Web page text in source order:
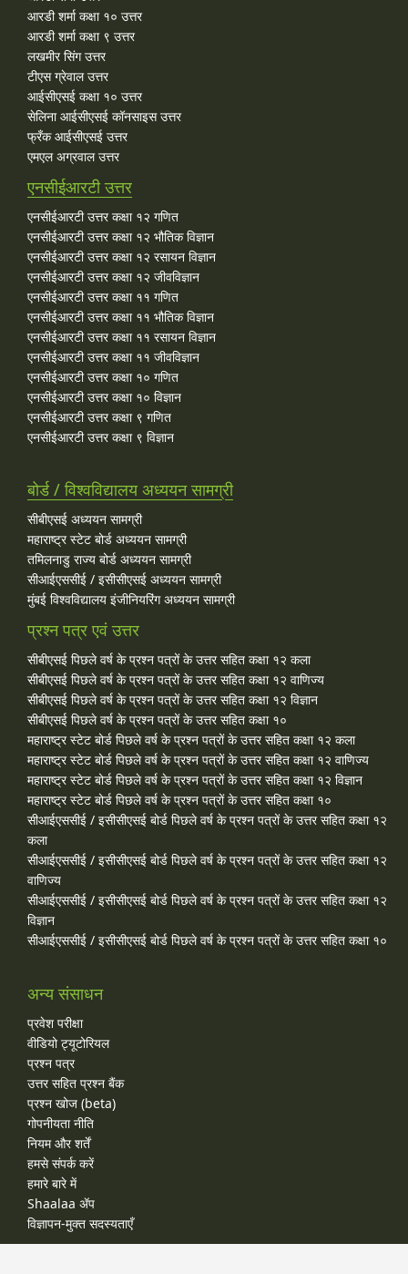
आरडी शर्मा कक्षा १० उत्तर
आरडी शर्मा कक्षा ९ उत्तर
लखमीर सिंग उत्तर
टीएस ग्रेवाल उत्तर
आईसीएसई कक्षा १० उत्तर
सेलिना आईसीएसई कॉनसाइस उत्तर
फ्रँक आईसीएसई उत्तर
एमएल अग्रवाल उत्तर
एनसीईआरटी उत्तर
एनसीईआरटी उत्तर कक्षा १२ गणित
एनसीईआरटी उत्तर कक्षा १२ भौतिक विज्ञान
एनसीईआरटी उत्तर कक्षा १२ रसायन विज्ञान
एनसीईआरटी उत्तर कक्षा १२ जीवविज्ञान
एनसीईआरटी उत्तर कक्षा ११ गणित
एनसीईआरटी उत्तर कक्षा ११ भौतिक विज्ञान
एनसीईआरटी उत्तर कक्षा ११ रसायन विज्ञान
एनसीईआरटी उत्तर कक्षा ११ जीवविज्ञान
एनसीईआरटी उत्तर कक्षा १० गणित
एनसीईआरटी उत्तर कक्षा १० विज्ञान
एनसीईआरटी उत्तर कक्षा ९ गणित
एनसीईआरटी उत्तर कक्षा ९ विज्ञान
बोर्ड / विश्वविद्यालय अध्ययन सामग्री
सीबीएसई अध्ययन सामग्री
महाराष्ट्र स्टेट बोर्ड अध्ययन सामग्री
तमिलनाडु राज्य बोर्ड अध्ययन सामग्री
सीआईएससीई / इसीसीएसई अध्ययन सामग्री
मुंबई विश्वविद्यालय इंजीनियरिंग अध्ययन सामग्री
प्रश्न पत्र एवं उत्तर
सीबीएसई पिछले वर्ष के प्रश्न पत्रों के उत्तर सहित कक्षा १२ कला
सीबीएसई पिछले वर्ष के प्रश्न पत्रों के उत्तर सहित कक्षा १२ वाणिज्य
सीबीएसई पिछले वर्ष के प्रश्न पत्रों के उत्तर सहित कक्षा १२ विज्ञान
सीबीएसई पिछले वर्ष के प्रश्न पत्रों के उत्तर सहित कक्षा १०
महाराष्ट्र स्टेट बोर्ड पिछले वर्ष के प्रश्न पत्रों के उत्तर सहित कक्षा १२ कला
महाराष्ट्र स्टेट बोर्ड पिछले वर्ष के प्रश्न पत्रों के उत्तर सहित कक्षा १२ वाणिज्य
महाराष्ट्र स्टेट बोर्ड पिछले वर्ष के प्रश्न पत्रों के उत्तर सहित कक्षा १२ विज्ञान
महाराष्ट्र स्टेट बोर्ड पिछले वर्ष के प्रश्न पत्रों के उत्तर सहित कक्षा १०
सीआईएससीई / इसीसीएसई बोर्ड पिछले वर्ष के प्रश्न पत्रों के उत्तर सहित कक्षा १२
कला
सीआईएससीई / इसीसीएसई बोर्ड पिछले वर्ष के प्रश्न पत्रों के उत्तर सहित कक्षा १२
वाणिज्य
सीआईएससीई / इसीसीएसई बोर्ड पिछले वर्ष के प्रश्न पत्रों के उत्तर सहित कक्षा १२
विज्ञान
सीआईएससीई / इसीसीएसई बोर्ड पिछले वर्ष के प्रश्न पत्रों के उत्तर सहित कक्षा १०
अन्य संसाधन
प्रवेश परीक्षा
वीडियो ट्यूटोरियल
प्रश्न पत्र
उत्तर सहित प्रश्न बैंक
प्रश्न खोज (beta)
गोपनीयता नीति
नियम और शर्तें
हमसे संपर्क करें
हमारे बारे में
Shaalaa ॲप
विज्ञापन-मुक्त सदस्यताएँ